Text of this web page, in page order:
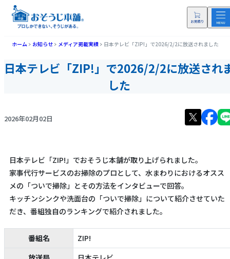
ホーム お知らせ メディア掲載実績 日本テレビ「ZIP!」で2026/2/2に放送されました
日本テレビ「ZIP!」で2026/2/2に放送され
した
2026年02月02日
日本テレビ「ZIP!」でおそうじ本舗が取り上げられました。
家事代行サービスのお掃除のプロとして、水まわりにおけるオスス
メの「ついで掃除」とその方法をインタビューで回答。
キッチンシンクや洗面台の「ついで掃除」について紹介させていた
だき、番組独自のランキングで紹介されました。
番組名
ZIP!